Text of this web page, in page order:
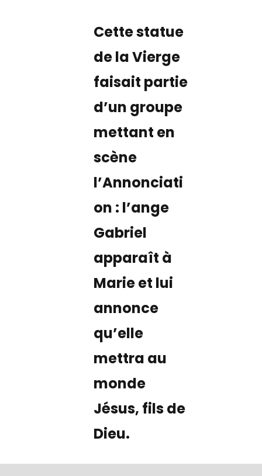
Cette statue
de la Vierge
faisait partie
d’un groupe
mettant en
scène
l’Annonciati
on : l’ange
Gabriel
apparaît à
Marie et lui
annonce
qu’elle
mettra au
monde
Jésus, fils de
Dieu.